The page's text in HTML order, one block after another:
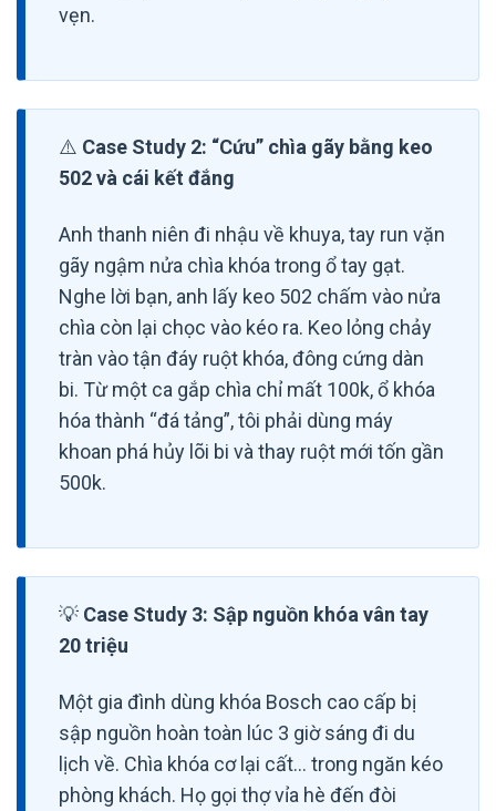
vẹn.
⚠️ Case Study 2: “Cứu” chìa gãy bằng keo
502 và cái kết đắng
Anh thanh niên đi nhậu về khuya, tay run vặn
gãy ngậm nửa chìa khóa trong ổ tay gạt.
Nghe lời bạn, anh lấy keo 502 chấm vào nửa
chìa còn lại chọc vào kéo ra. Keo lỏng chảy
tràn vào tận đáy ruột khóa, đông cứng dàn
bi. Từ một ca gắp chìa chỉ mất 100k, ổ khóa
hóa thành “đá tảng”, tôi phải dùng máy
khoan phá hủy lõi bi và thay ruột mới tốn gần
500k.
💡 Case Study 3: Sập nguồn khóa vân tay
20 triệu
Một gia đình dùng khóa Bosch cao cấp bị
sập nguồn hoàn toàn lúc 3 giờ sáng đi du
lịch về. Chìa khóa cơ lại cất… trong ngăn kéo
phòng khách. Họ gọi thợ vỉa hè đến đòi